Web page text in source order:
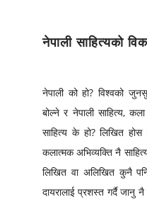
NEWS
PUBLICATIONS
GALLERY
नेपाली साहित्यको
नेपाली को हो? विश्वको
बोल्ने र नेपाली साहित्य,
साहित्य के हो? लिखित
कलात्मक अभिव्यक्ति नै
लिखित वा अलिखित कुनै
दायरालाई प्रशस्त गर्दै जानु